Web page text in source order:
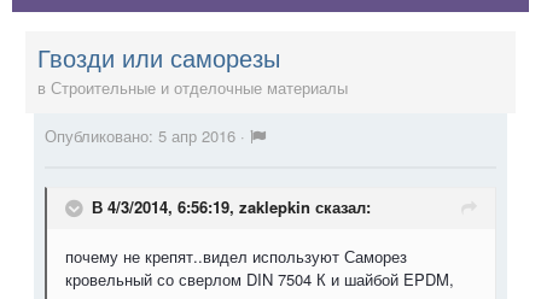
Гвозди или саморезы
в Строительные и отделочные материалы
Опубликовано: 5 апр 2016 ·
В 4/3/2014, 6:56:19, zaklepkin сказал:
почему не крепят..видел используют Саморез
кровельный со сверлом DIN 7504 К и шайбой EPDM,